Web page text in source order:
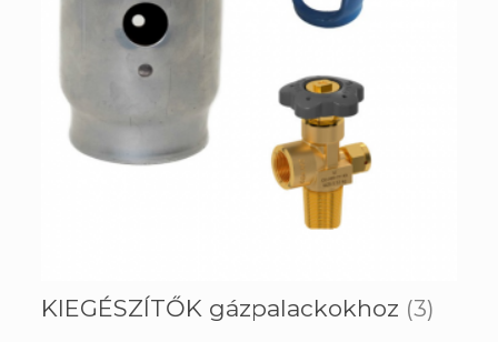
KIEGÉSZÍTŐK gázpalackokhoz (3)